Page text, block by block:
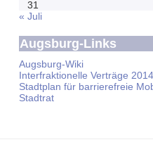
31
« Juli
Augsburg-Links
Augsburg-Wiki
Interfraktionelle Verträge
Stadtplan für barrierefreie
Stadtrat